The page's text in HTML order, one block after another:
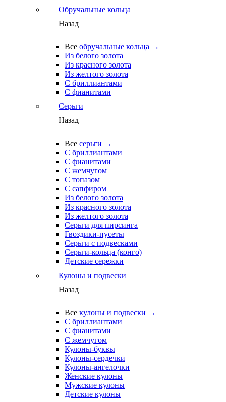
Обручальные кольца
Назад
Все обручальные кольца →
Из белого золота
Из красного золота
Из желтого золота
С бриллиантами
С фианитами
Серьги
Назад
Все серьги →
С бриллиантами
С фианитами
С жемчугом
С топазом
С сапфиром
Из белого золота
Из красного золота
Из желтого золота
Серьги для пирсинга
Гвоздики-пусеты
Серьги с подвесками
Серьги-кольца (конго)
Детские сережки
Кулоны и подвески
Назад
Все кулоны и подвески →
С бриллиантами
С фианитами
С жемчугом
Кулоны-буквы
Кулоны-сердечки
Кулоны-ангелочки
Женские кулоны
Мужские кулоны
Детские кулоны